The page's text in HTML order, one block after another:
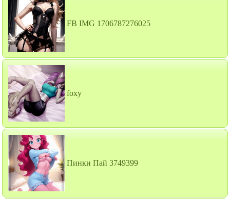
FB IMG 1706787276025
foxy
Пинки Пай 3749399